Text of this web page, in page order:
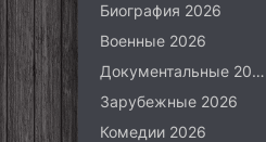
Биография 2026
Военные 2026
Документальные 2026
Зарубежные 2026
Комедии 2026